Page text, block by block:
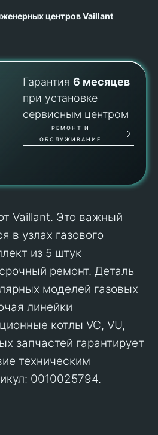
центров Vaillant
Гарантия6 месяцев
при установке
сервисным центром
РЕМОНТ И
ОБСЛУЖИВАНИЕ
Vaillant. Это важный
в узлах газового
из 5 штук
ремонт. Деталь
моделей газовых
линейки
котлы VC, VU,
запчастей гарантирует
техническим
0010025794.